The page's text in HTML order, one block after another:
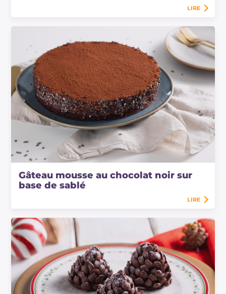
LIRE
Gâteau mousse au chocolat noir sur
base de sablé
LIRE